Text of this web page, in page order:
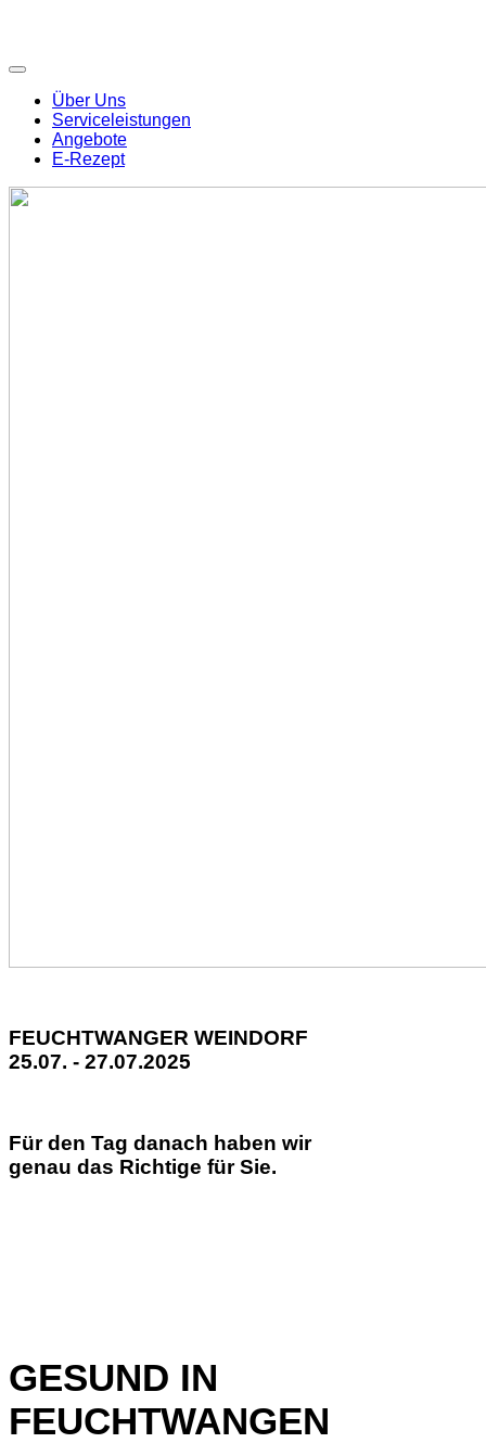
Über Uns
Serviceleistungen
Angebote
E-Rezept
FEUCHTWANGER WEINDORF
25.07. - 27.07.2025
Für den Tag danach haben wir
genau das Richtige für Sie.
GESUND IN
FEUCHTWANGEN